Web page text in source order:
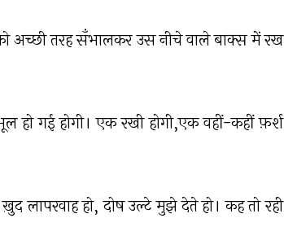
अच्छी तरह सँभालकर उस नीचे वाले बाक्स में रख
गई होगी। एक रखी होगी,एक वहीं-कहीं फ़र्श
लापरवाह हो, दोष उल्टे मुझे देते हो। कह तो रही